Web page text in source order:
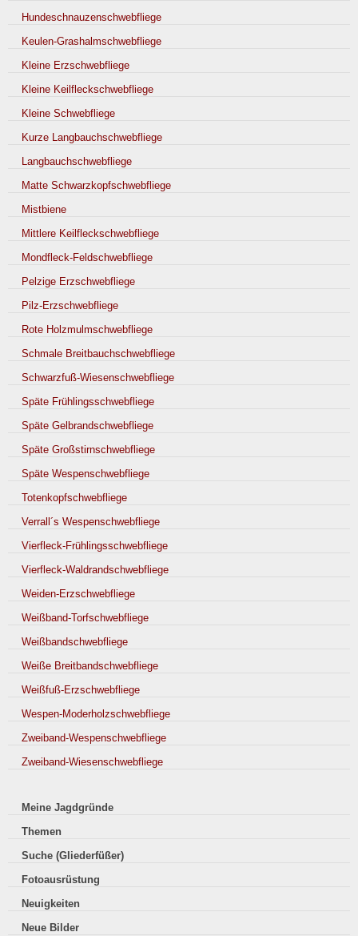
Hundeschnauzenschwebfliege
Keulen-Grashalmschwebfliege
Kleine Erzschwebfliege
Kleine Keilfleckschwebfliege
Kleine Schwebfliege
Kurze Langbauchschwebfliege
Langbauchschwebfliege
Matte Schwarzkopfschwebfliege
Mistbiene
Mittlere Keilfleckschwebfliege
Mondfleck-Feldschwebfliege
Pelzige Erzschwebfliege
Pilz-Erzschwebfliege
Rote Holzmulmschwebfliege
Schmale Breitbauchschwebfliege
Schwarzfuß-Wiesenschwebfliege
Späte Frühlingsschwebfliege
Späte Gelbrandschwebfliege
Späte Großstirnschwebfliege
Späte Wespenschwebfliege
Totenkopfschwebfliege
Verrall´s Wespenschwebfliege
Vierfleck-Frühlingsschwebfliege
Vierfleck-Waldrandschwebfliege
Weiden-Erzschwebfliege
Weißband-Torfschwebfliege
Weißbandschwebfliege
Weiße Breitbandschwebfliege
Weißfuß-Erzschwebfliege
Wespen-Moderholzschwebfliege
Zweiband-Wespenschwebfliege
Zweiband-Wiesenschwebfliege
Meine Jagdgründe
Themen
Suche (Gliederfüßer)
Fotoausrüstung
Neuigkeiten
Neue Bilder